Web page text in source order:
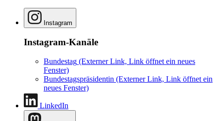
Instagram
Instagram-Kanäle
Bundestag (Externer Link, Link öffnet ein neues
Fenster)
Bundestagspräsidentin (Externer Link, Link öffnet ein
neues Fenster)
LinkedIn